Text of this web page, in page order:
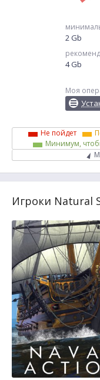
2 Gb
4 Gb
Моя
Не пойдет
Минимум,
Игроки Natural